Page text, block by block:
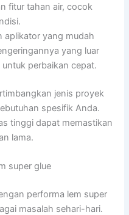
fitur tahan air, cocok
aplikator yang mudah
yang luar
perbaikan cepat.
jenis proyek
spesifik Anda.
tinggi dapat memastikan
lama.
super glue
performa lem super
masalah sehari-hari.